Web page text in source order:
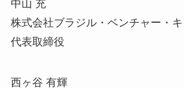
中山 充
株式会社ブラジル・ベンチャー・
代表取締役
西ヶ谷 有輝